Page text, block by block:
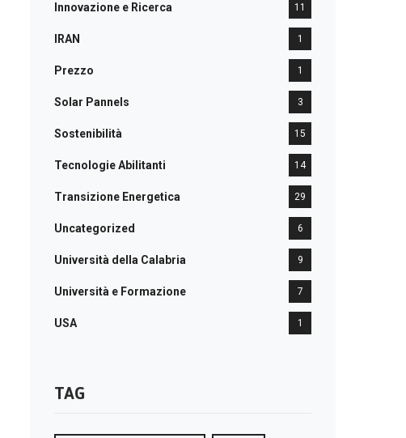
Innovazione e Ricerca 11
IRAN 1
Prezzo 1
Solar Pannels 3
Sostenibilità 15
Tecnologie Abilitanti 14
Transizione Energetica 29
Uncategorized 6
Università della Calabria 9
Università e Formazione 7
USA 1
TAG